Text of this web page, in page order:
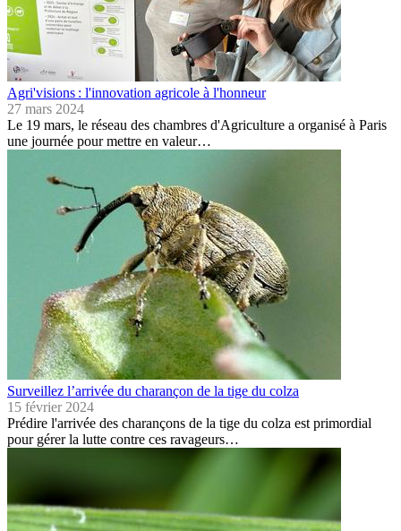
Agri'visions : l'innovation agricole à l'honneur
27 mars 2024
Le 19 mars, le réseau des chambres d'Agriculture a organisé à Paris
une journée pour mettre en valeur…
Surveillez l’arrivée du charançon de la tige du colza
15 février 2024
Prédire l'arrivée des charançons de la tige du colza est primordial
pour gérer la lutte contre ces ravageurs…